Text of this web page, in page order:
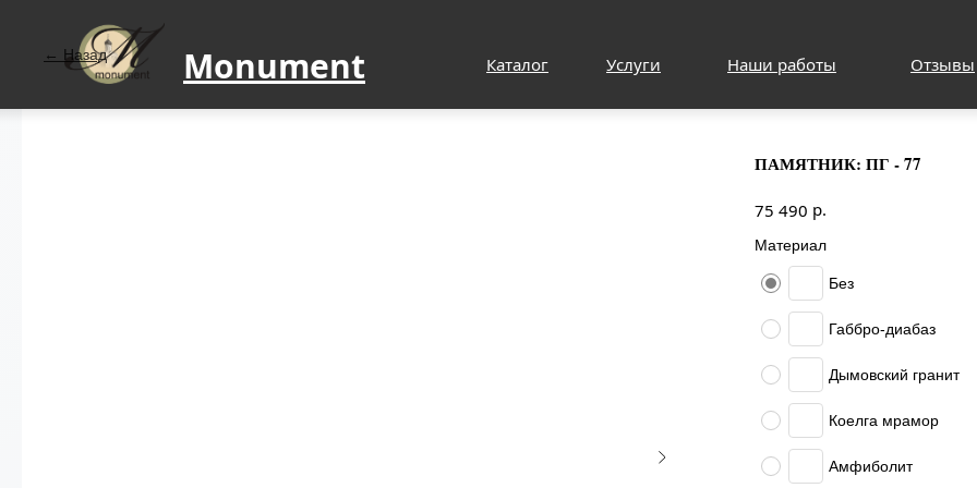
Назад
ПАМЯТНИК: ПГ - 77
75 490 р.
Материал
Без
Габбро-диабаз
Дымовский гранит
Коелга мрамор
Амфиболит
Monument Каталог Услуги Наши работы Отзывы